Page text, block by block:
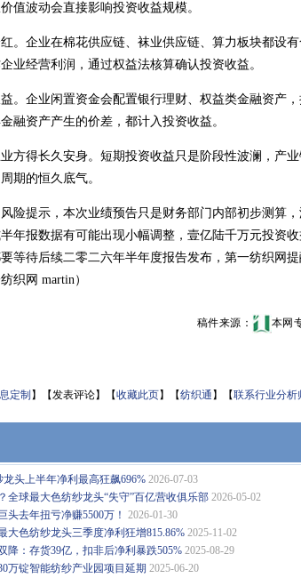
值波动会直接影响投资收益规模。
企业在棉花供应链、袜业供应链、算力板块都设有
业经营利润，通过权益法核算确认投资收益。
企业闲置资金会配置银行理财、权益类金融资产，
融资产产生的价差，都计入投资收益。
得长久安身。短期投资收益只是阶段性波澜，产业
期的恒久底气。
提示，本次业绩预告只是财务部门内部初步测算，
年报数据有可能出现小幅调整，壹亿陆千万元投资收
等待后续二零二六年半年度报告发布，第一纺织网提
织网 martin）
稿件来源： 本网
定制 】【发表评论】【收藏此页】【纺织通 】【联系行业分析
头上半年净利最高狂飙696% 2026-07-03
全球最大色纺纱龙头“失守”百亿营收俱乐部 2026-05-02
去年扭亏净赚5500万！ 2026-01-30
大色纺纱龙头三季度净利狂增815.86% 2025-11-02
降：存货39亿，扣非后净利暴跌505% 2025-08-29
万锭智能纺纱产业园项目延期 2025-06-20